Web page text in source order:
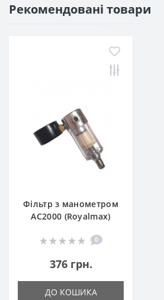
Рекомендовані товари
Фільтр з манометром
AC2000 (Royalmax)
0
376 грн.
ДО КОШИКА